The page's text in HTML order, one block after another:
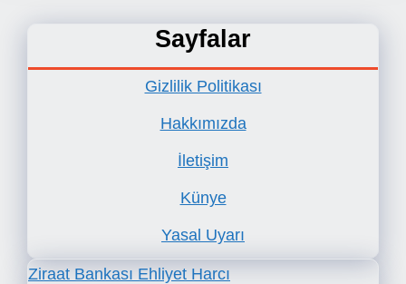
Sayfalar
Gizlilik Politikası
Hakkımızda
İletişim
Künye
Yasal Uyarı
Ziraat Bankası Ehliyet Harcı